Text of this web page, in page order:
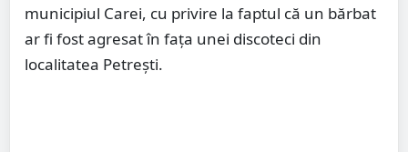
municipiul Carei, cu privire la faptul că un bărbat
ar fi fost agresat în fața unei discoteci din
localitatea Petrești.